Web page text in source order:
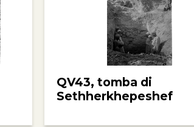
QV43, tomba di
Sethherkhepeshef